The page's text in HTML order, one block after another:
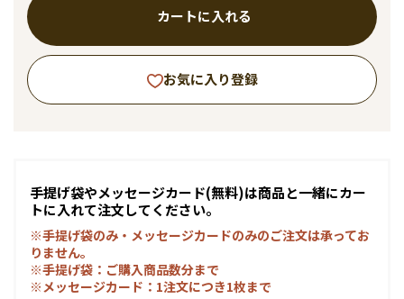
カートに入れる
お気に入り登録
手提げ袋やメッセージカード(無料)は商品と一緒にカー
トに入れて注文してください。
※手提げ袋のみ・メッセージカードのみのご注文は承ってお
りません。
※手提げ袋：ご購入商品数分まで
※メッセージカード：1注文につき1枚まで